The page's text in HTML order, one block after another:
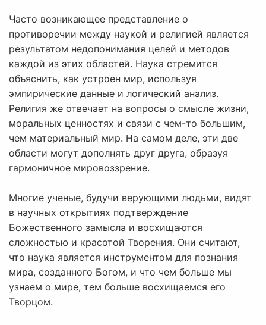
Часто возникающее представление о
противоречии между наукой и религией является
результатом недопонимания целей и методов
каждой из этих областей. Наука стремится
объяснить, как устроен мир, используя
эмпирические данные и логический анализ.
Религия же отвечает на вопросы о смысле жизни,
моральных ценностях и связи с чем-то большим,
чем материальный мир. На самом деле, эти две
области могут дополнять друг друга, образуя
гармоничное мировоззрение.
Многие ученые, будучи верующими людьми, видят
в научных открытиях подтверждение
Божественного замысла и восхищаются
сложностью и красотой Творения. Они считают,
что наука является инструментом для познания
мира, созданного Богом, и что чем больше мы
узнаем о мире, тем больше восхищаемся его
Творцом.